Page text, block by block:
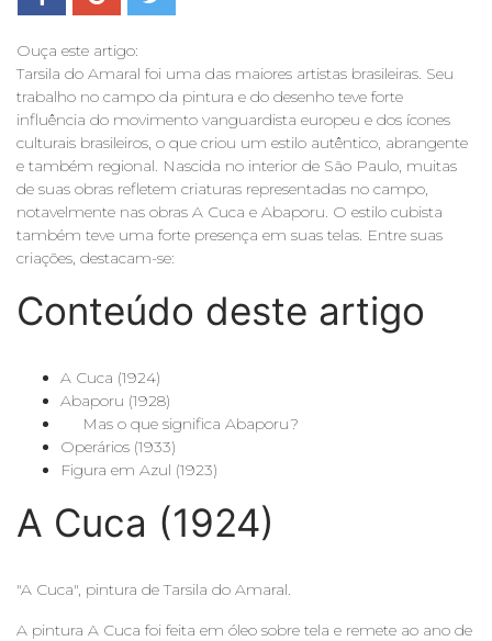
Ouça este artigo:
Tarsila do Amaral foi uma das maiores artistas brasileiras. Seu
trabalho no campo da pintura e do desenho teve forte
influência do movimento vanguardista europeu e dos ícones
culturais brasileiros, o que criou um estilo autêntico, abrangente
e também regional. Nascida no interior de São Paulo, muitas
de suas obras refletem criaturas representadas no campo,
notavelmente nas obras A Cuca e Abaporu. O estilo cubista
também teve uma forte presença em suas telas. Entre suas
criações, destacam-se:
Conteúdo deste artigo
A Cuca (1924)
Abaporu (1928)
Mas o que significa Abaporu?
Operários (1933)
Figura em Azul (1923)
A Cuca (1924)
"A Cuca", pintura de Tarsila do Amaral.
A pintura A Cuca foi feita em óleo sobre tela e remete ao ano de